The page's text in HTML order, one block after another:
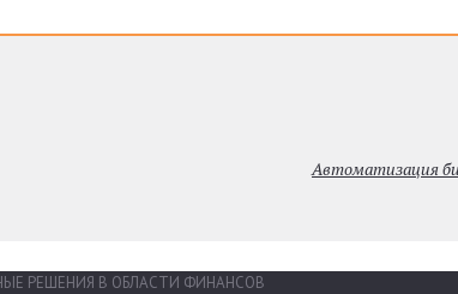
Автоматизация
РЕШЕНИЯ В ОБЛАСТИ ФИНАНСОВ